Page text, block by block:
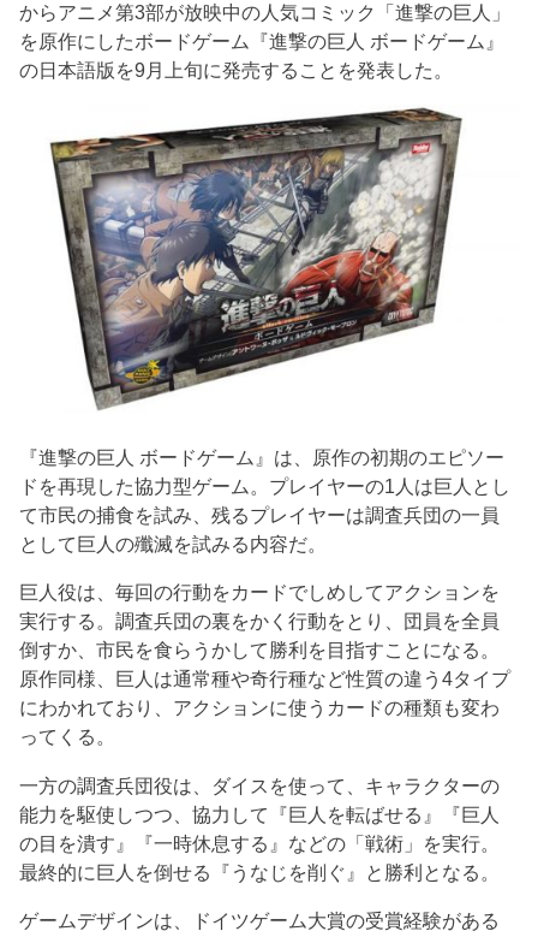
からアニメ第3部が放映中の人気コミック「進撃の巨人」
を原作にしたボードゲーム『進撃の巨人 ボードゲーム』
の日本語版を9月上旬に発売することを発表した。
『進撃の巨人 ボードゲーム』は、原作の初期のエピソー
ドを再現した協力型ゲーム。プレイヤーの1人は巨人とし
て市民の捕食を試み、残るプレイヤーは調査兵団の一員
として巨人の殲滅を試みる内容だ。
巨人役は、毎回の行動をカードでしめしてアクションを
実行する。調査兵団の裏をかく行動をとり、団員を全員
倒すか、市民を食らうかして勝利を目指すことになる。
原作同様、巨人は通常種や奇行種など性質の違う4タイプ
にわかれており、アクションに使うカードの種類も変わ
ってくる。
一方の調査兵団役は、ダイスを使って、キャラクターの
能力を駆使しつつ、協力して『巨人を転ばせる』『巨人
の目を潰す』『一時休息する』などの「戦術」を実行。
最終的に巨人を倒せる『うなじを削ぐ』と勝利となる。
ゲームデザインは、ドイツゲーム大賞の受賞経験がある